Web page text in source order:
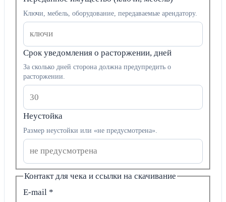
Ключи, мебель, оборудование, передаваемые арендатору.
Срок уведомления о расторжении, дней
За сколько дней сторона должна предупредить о
расторжении.
Неустойка
Размер неустойки или «не предусмотрена».
Контакт для чека и ссылки на скачивание
E-mail *